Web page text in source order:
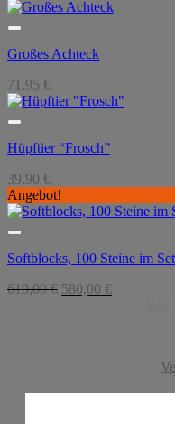
Großes Achteck
71,95 €
Hüpftier “Frosch”
39,90 €
Angebot!
Softblocks, 100 Steine im
610,00€ Ursprünglicher
580,00 €Aktueller